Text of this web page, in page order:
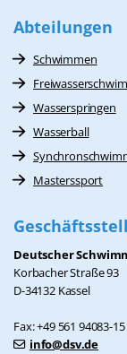
Abteilungen
Schwimmen
Wasserspringen
Wasserball
Masterssport
Deutscher
Korbacher Straße 93
D-34132 Kassel
Fax: +49 561 94083-15
info@dsv.de